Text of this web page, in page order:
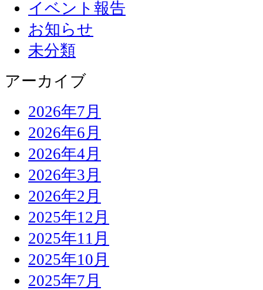
イベント報告
お知らせ
未分類
アーカイブ
2026年7月
2026年6月
2026年4月
2026年3月
2026年2月
2025年12月
2025年11月
2025年10月
2025年7月